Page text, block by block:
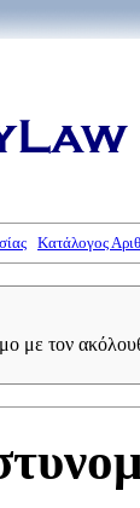
Κατάλογος
με τον